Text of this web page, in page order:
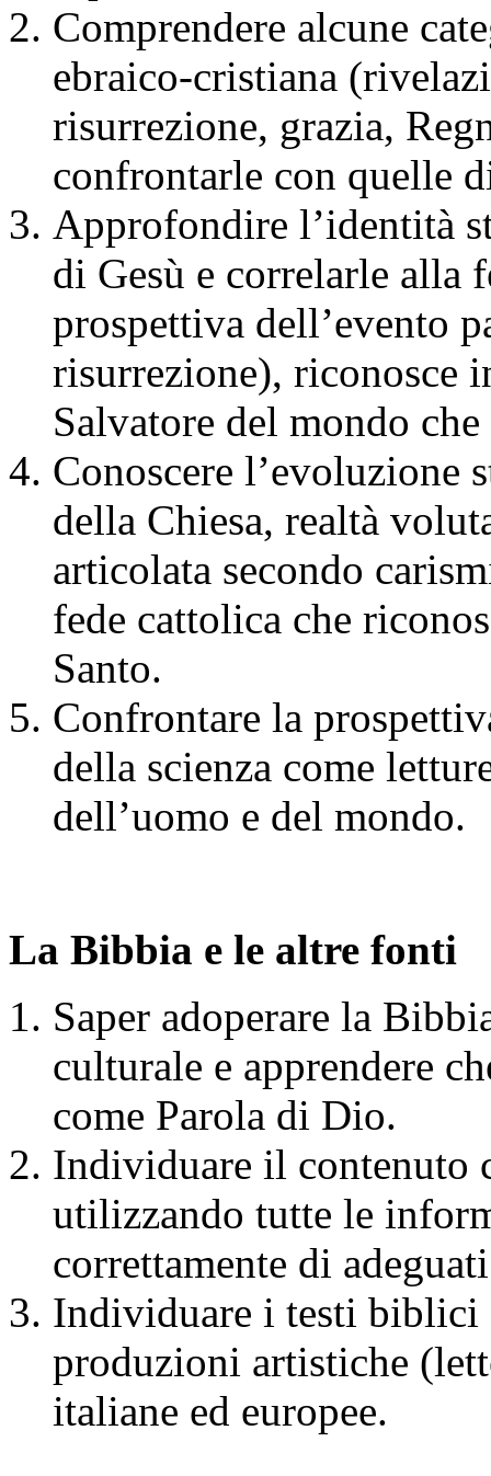
Comprendere alcune
ebraico-cristiana
risurrezione, grazia,
confrontarle con quelle
Approfondire l’identità
di Gesù e correlarle alla
prospettiva dell’evento
risurrezione),
Salvatore del mondo
Conoscere l’evoluzione
della Chiesa, realtà
articolata secondo
fede cattolica che
Santo.
Confrontare la
della scienza come
dell’uomo e del mondo.
La Bibbia e le altre fonti
Saper adoperare la
culturale e apprendere
come Parola di Dio.
Individuare il contenuto
utilizzando tutte le
correttamente di
Individuare i testi biblici
produzioni artistiche
italiane ed europee.